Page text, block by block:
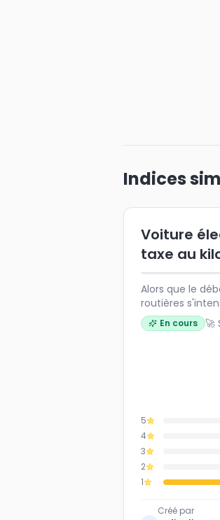
Indices
Voiture
taxe au
Alors que le
routières
kilomètre pour
baisse des
mesure
mobilité
En cours 🚀
5
4
3
2
1
Créé par